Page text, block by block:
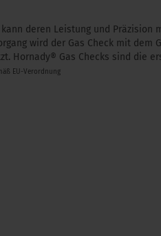
deren Leistung und
wird der Gas Check mit dem
Hornady® Gas Checks sind die
EU-Verordnung